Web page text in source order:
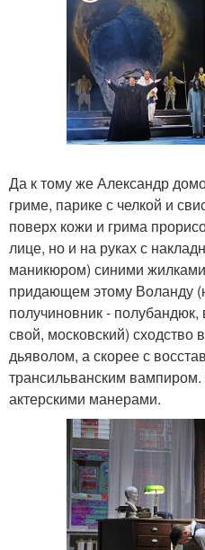
Да к тому же Александр
гриме, парике с челкой и
поверх кожи и грима
лице, но и на руках с
маникюром) синими
придающем этому Воланду
получиновник -
свой, московский) сходство
дьяволом, а скорее с
трансильванским
актерскими манерами.